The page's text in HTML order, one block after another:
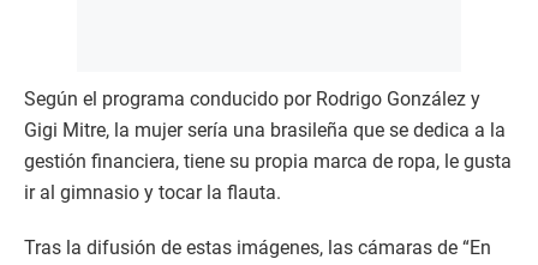
Según el programa conducido por Rodrigo González y
Gigi Mitre, la mujer sería una brasileña que se dedica a la
gestión financiera, tiene su propia marca de ropa, le gusta
ir al gimnasio y tocar la flauta.
Tras la difusión de estas imágenes, las cámaras de “En